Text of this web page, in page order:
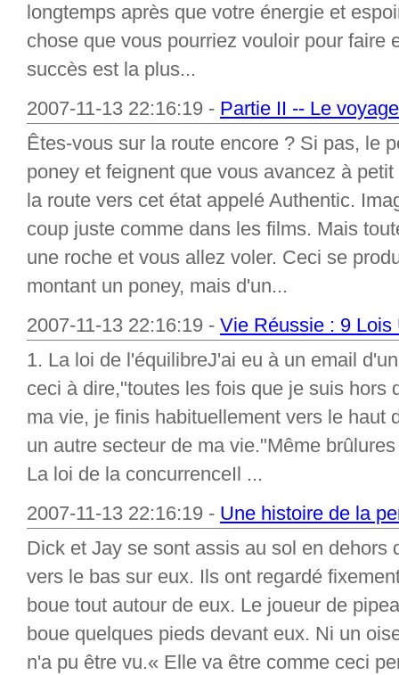
longtemps après que votre énergie et
chose que vous pourriez vouloir pour faire
succès est la plus...
2007-11-13 22:16:19 - Partie II -- Le
Êtes-vous sur la route encore ? Si pas, le
poney et feignent que vous avancez à
la route vers cet état appelé Authentic.
coup juste comme dans les films. Mais
une roche et vous allez voler. Ceci se
montant un poney, mais d'un...
2007-11-13 22:16:19 - Vie Réussie : 9 Lois
1. La loi de l'équilibreJ'ai eu à un email
ceci à dire,"toutes les fois que je suis hors
ma vie, je finis habituellement vers le haut
un autre secteur de ma vie."Même
La loi de la concurrenceIl ...
2007-11-13 22:16:19 - Une histoire de la
Dick et Jay se sont assis au sol en dehors
vers le bas sur eux. Ils ont regardé
boue tout autour de eux. Le joueur de
boue quelques pieds devant eux. Ni un
n'a pu être vu.« Elle va être comme ceci